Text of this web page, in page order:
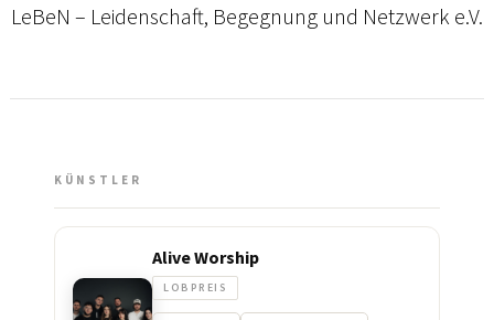
LeBeN – Leidenschaft, Begegnung und Netzwerk e.V.
KÜNSTLER
Alive Worship
LOBPREIS